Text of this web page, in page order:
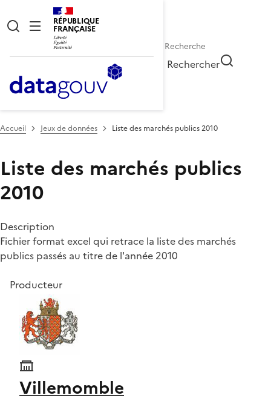
RÉPUBLIQUE
FRANÇAISE
Rechercher
Accueil Jeux de données Liste des marchés publics 2010
Liste des marchés publics
2010
Description
Fichier format excel qui retrace la liste des marchés
publics passés au titre de l'année 2010
Producteur
Villemomble